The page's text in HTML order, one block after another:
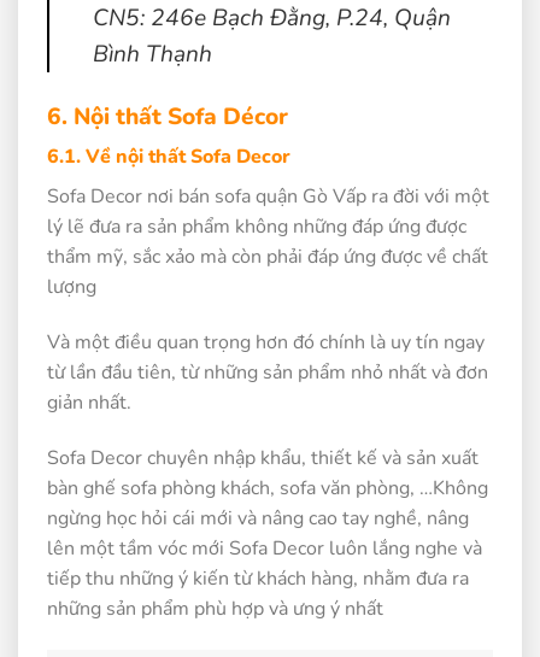
CN5: 246e Bạch Đằng, P.24, Quận
Bình Thạnh
6. Nội thất Sofa Décor
6.1. Về nội thất Sofa Decor
Sofa Decor nơi bán sofa quận Gò Vấp ra đời với một
lý lẽ đưa ra sản phẩm không những đáp ứng được
thẩm mỹ, sắc xảo mà còn phải đáp ứng được về chất
lượng
Và một điều quan trọng hơn đó chính là uy tín ngay
từ lần đầu tiên, từ những sản phẩm nhỏ nhất và đơn
giản nhất.
Sofa Decor chuyên nhập khẩu, thiết kế và sản xuất
bàn ghế sofa phòng khách, sofa văn phòng, …Không
ngừng học hỏi cái mới và nâng cao tay nghề, nâng
lên một tầm vóc mới Sofa Decor luôn lắng nghe và
tiếp thu những ý kiến từ khách hàng, nhằm đưa ra
những sản phẩm phù hợp và ưng ý nhất